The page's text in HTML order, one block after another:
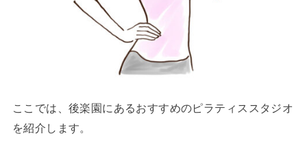
ここでは、後楽園にあるおすすめのピラティススタジオ
を紹介します。